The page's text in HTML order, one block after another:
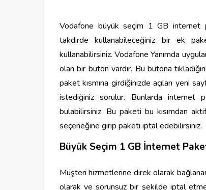
Vodafone büyük seçim 1 GB internet
takdirde kullanabileceğiniz bir ek
kullanabilirsiniz. Vodafone Yanımda
olan bir buton vardır. Bu butona
paket kısmına girdiğinizde açılan yeni
istediğiniz sorulur. Bunlarda internet
bulabilirsiniz. Bu paketi bu kısımdan
seçeneğine girip paketi iptal edebilirsiniz.
Büyük Seçim 1 GB İnternet
Müşteri hizmetlerine direk olarak
olarak ve sorunsuz bir şekilde iptal